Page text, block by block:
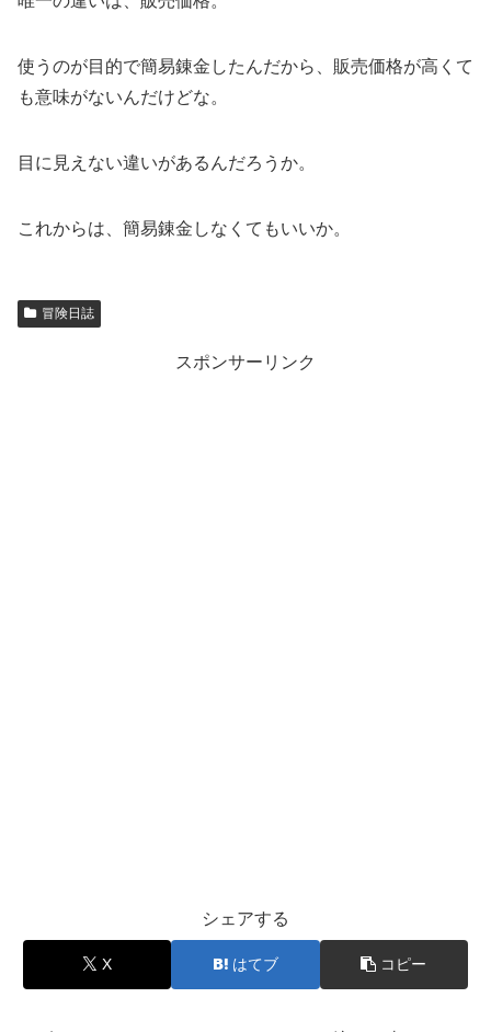
使うのが目的で簡易錬金したんだから、販売価格が高くて
も意味がないんだけどな。
目に見えない違いがあるんだろうか。
これからは、簡易錬金しなくてもいいか。
冒険日誌
スポンサーリンク
シェアする
X はてブ コピー